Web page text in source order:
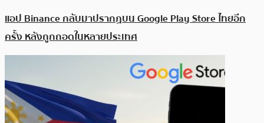
แอป Binance กลับมาปรากฏบน Google Play Store ไทยอีก
ครั้ง หลังถูกถอดในหลายประเทศ